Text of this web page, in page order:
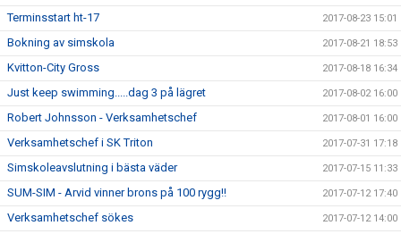
Terminsstart ht-17 2017-08-23 15:01
Bokning av simskola 2017-08-21 18:53
Kvitton-City Gross 2017-08-18 16:34
Just keep swimming.....dag 3 på lägret 2017-08-02 16:00
Robert Johnsson - Verksamhetschef 2017-08-01 16:00
Verksamhetschef i SK Triton 2017-07-31 17:18
Simskoleavslutning i bästa väder 2017-07-15 11:33
SUM-SIM - Arvid vinner brons på 100 rygg!! 2017-07-12 17:40
Verksamhetschef sökes 2017-07-12 14:00